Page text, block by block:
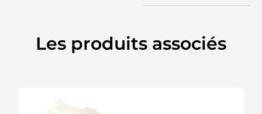
Les produits associés